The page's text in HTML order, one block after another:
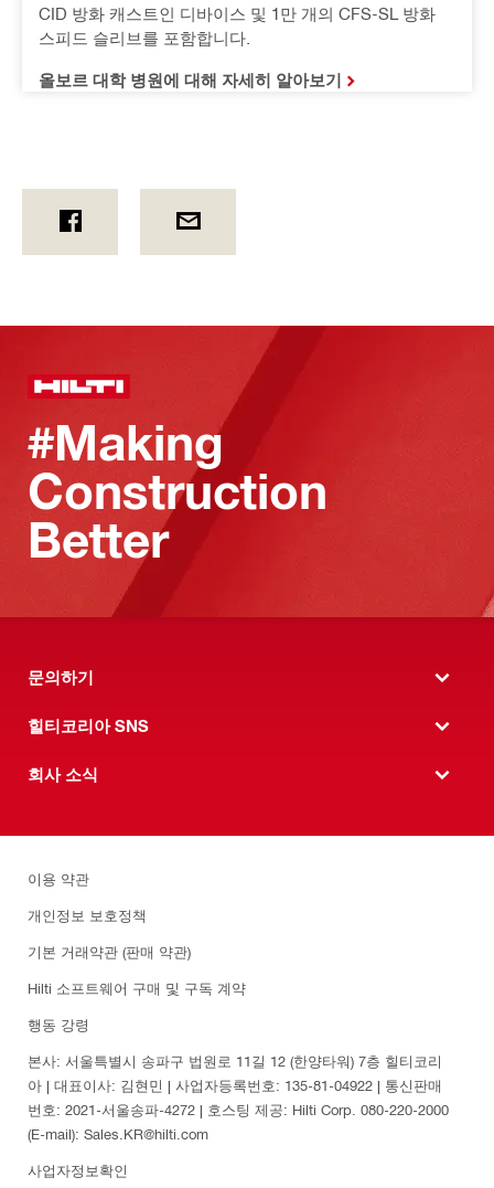
CID 방화 캐스트인 디바이스 및 1만 개의 CFS-SL 방화
스피드 슬리브를 포함합니다.
올보르 대학 병원에 대해 자세히 알아보기
#Making
Construction
Better
문의하기
힐티코리아 SNS
회사 소식
이용 약관
개인정보 보호정책
기본 거래약관 (판매 약관)
Hilti 소프트웨어 구매 및 구독 계약
행동 강령
본사: 서울특별시 송파구 법원로 11길 12 (한양타워) 7층 힐티코리
아 | 대표이사: 김현민 | 사업자등록번호: 135-81-04922 | 통신판매
번호: 2021-서울송파-4272 | 호스팅 제공: Hilti Corp. 080-220-2000
(E-mail): Sales.KR@hilti.com
사업자정보확인